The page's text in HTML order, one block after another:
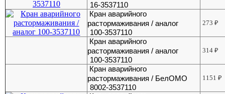
16-3537110
Кран аварийного
растормаживания / аналог
100-3537110
273₽
Кран аварийного
растормаживания / аналог
100-3537110
314₽
Кран аварийного
растормаживания / БелОМО
8002-3537110
1151₽